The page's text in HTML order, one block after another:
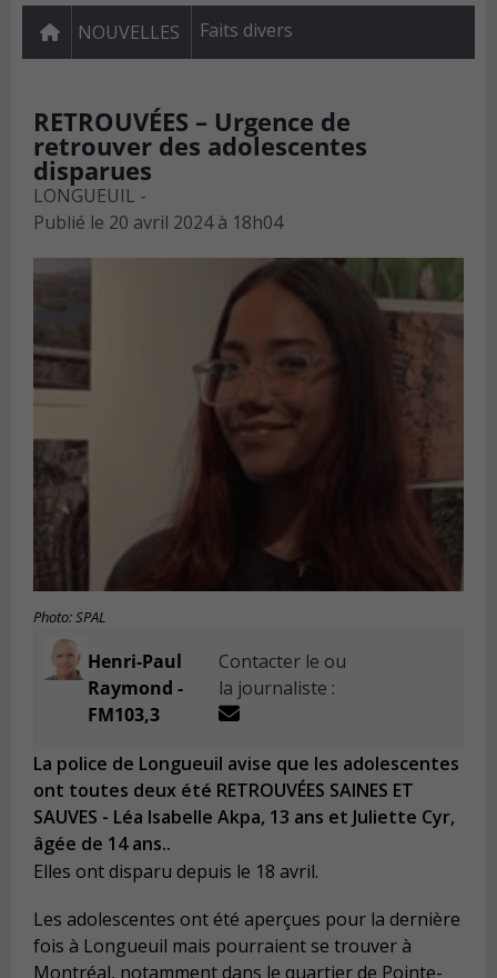
NOUVELLES Faits divers
RETROUVÉES – Urgence de
retrouver des adolescentes
disparues
LONGUEUIL -
Publié le 20 avril 2024 à 18h04
Photo: SPAL
Henri-Paul
Raymond -
FM103,3
Contacter le ou
la journaliste :
La police de Longueuil avise que les adolescentes
ont toutes deux été RETROUVÉES SAINES ET
SAUVES - Léa Isabelle Akpa, 13 ans et Juliette Cyr,
âgée de 14 ans..
Elles ont disparu depuis le 18 avril.
Les adolescentes ont été aperçues pour la dernière
fois à Longueuil mais pourraient se trouver à
Montréal, notamment dans le quartier de Pointe-